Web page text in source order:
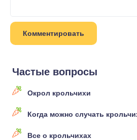
Частые вопросы
Окрол крольчихи
Когда можно случать
Все о крольчихах